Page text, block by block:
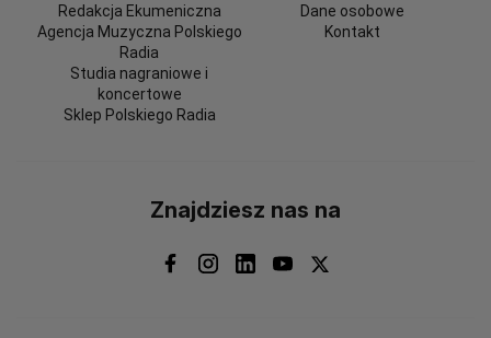
Redakcja Ekumeniczna
Agencja Muzyczna Polskiego
Radia
Studia nagraniowe i
koncertowe
Sklep Polskiego Radia
Dane osobowe
Kontakt
Znajdziesz nas na